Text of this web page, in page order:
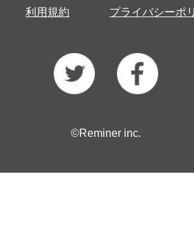
利用規約 プライバシーポ
©Reminer inc.